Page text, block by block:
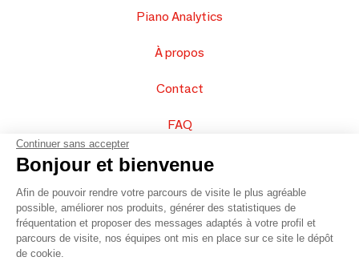
Piano Analytics
À propos
Contact
FAQ
Vendez vos produits
Plan du site
Continuer sans accepter
Bonjour et bienvenue
Afin de pouvoir rendre votre parcours de visite le plus agréable
possible, améliorer nos produits, générer des statistiques de
fréquentation et proposer des messages adaptés à votre profil et
parcours de visite, nos équipes ont mis en place sur ce site le dépôt
de cookie.